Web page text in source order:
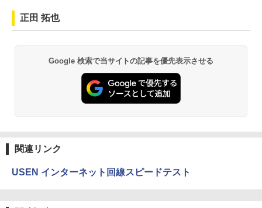
正田 拓也
Google 検索で当サイトの記事を優先表示させる
関連リンク
USEN インターネット回線スピードテスト